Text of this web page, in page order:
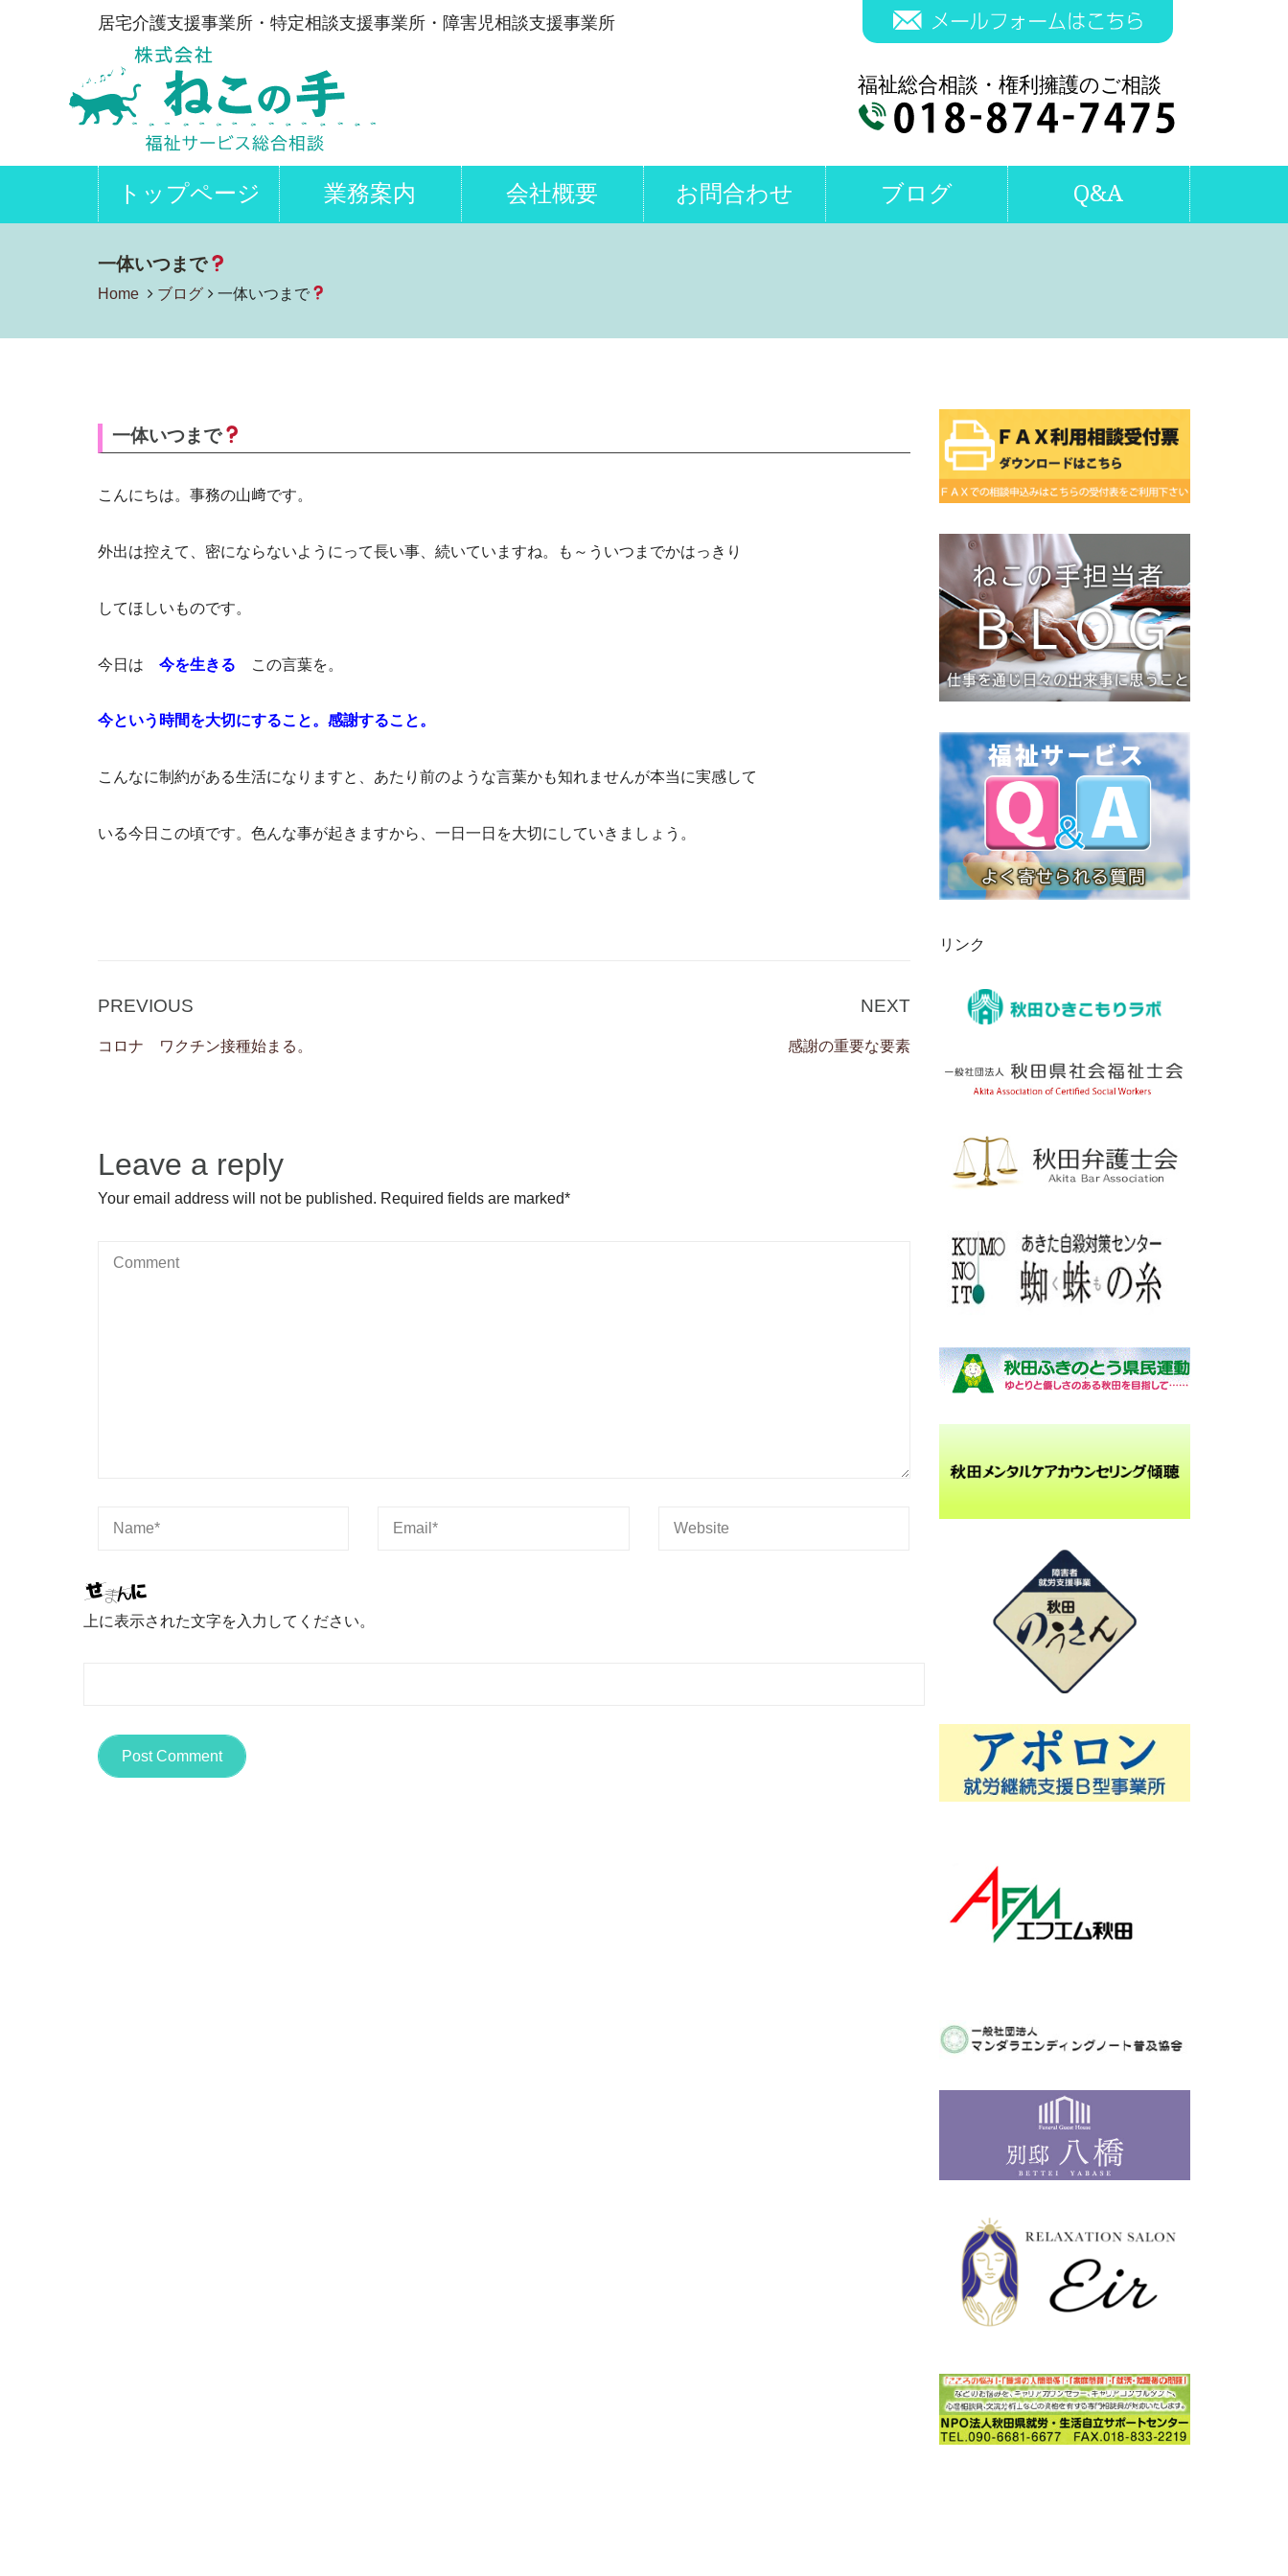
居宅介護支援事業所・特定相談支援事業所・障害児相談支援事業所
トップページ 業務案内 会社概要 お問合わせ ブログ Q&A
一体いつまで
Home ブログ 一体いつまで
一体いつまで
こんにちは。事務の山﨑です。
外出は控えて、密にならないようにって長い事、続いていますね。も～ういつまでかはっきり
してほしいものです。
今日は 今を生きる この言葉を。
今という時間を大切にすること。感謝すること。
こんなに制約がある生活になりますと、あたり前のような言葉かも知れませんが本当に実感して
いる今日この頃です。色んな事が起きますから、一日一日を大切にしていきましょう。
Post
Previous
PREVIOUS
コロナ ワクチン接種始まる。
Next
NEXT
感謝の重要な要素
Leave a reply
Your email address will not be published. Required fields are marked*
上に表示された文字を入力してください。
リンク